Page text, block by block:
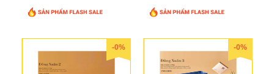
-0% -0%